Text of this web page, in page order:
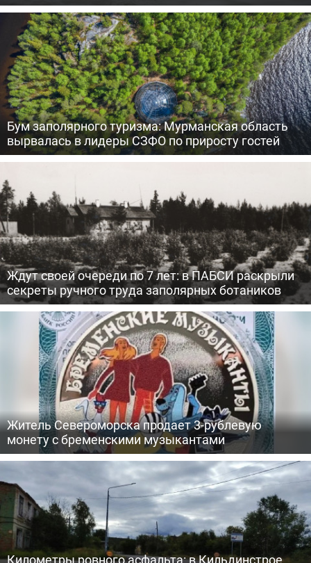
Бум заполярного туризма: Мурманская область
вырвалась в лидеры СЗФО по приросту гостей
Ждут своей очереди по 7 лет: в ПАБСИ раскрыли
секреты ручного труда заполярных ботаников
Житель Североморска продает 3-рублевую
монету с бременскими музыкантами
Километры ровного асфальта: в Кильдинстрое